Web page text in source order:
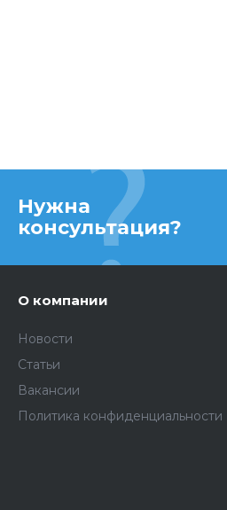
Нужна
консультация?
О компании
Новости
Статьи
Вакансии
Политика конфиденциальности